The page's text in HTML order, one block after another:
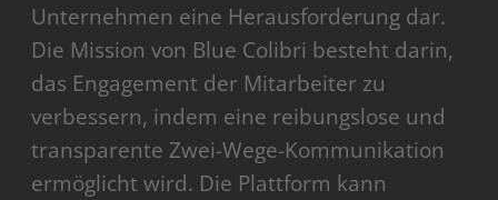
Unternehmen eine Herausforderung dar.
Die Mission von Blue Colibri besteht darin,
das Engagement der Mitarbeiter zu
verbessern, indem eine reibungslose und
transparente Zwei-Wege-Kommunikation
ermöglicht wird. Die Plattform kann